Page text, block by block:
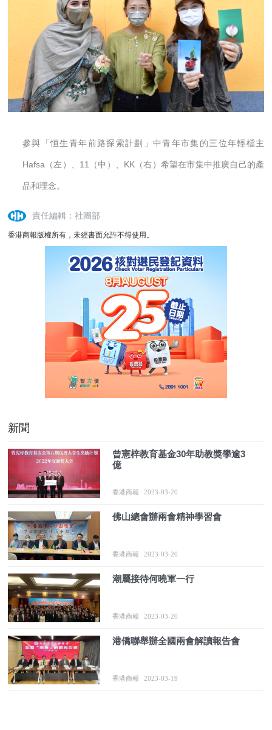
參與「恒生青年前路探索計劃」中青年市集的三位年輕檔主
Hafsa（左）、11（中）、KK（右）希望在市集中推廣自己的產
品和理念。
責任編輯：社團部
香港商報版權所有，未經書面允許不得使用。
新聞
曾憲梓教育基金30年助教獎學逾3
億
香港商報 2023-03-20
佛山總會辦兩會精神學習會
香港商報 2023-03-20
潮屬接待何曉軍一行
香港商報 2023-03-20
港僑聯舉辦全國兩會解讀報告會
香港商報 2023-03-19